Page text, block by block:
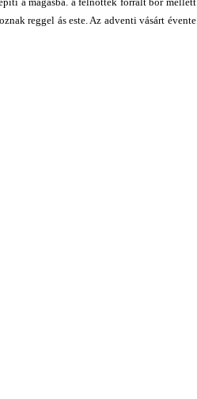
reggel ás este. Az adventi vásárt évente